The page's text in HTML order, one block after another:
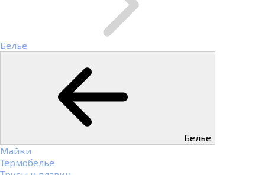
Белье
Белье
Майки
Термобелье